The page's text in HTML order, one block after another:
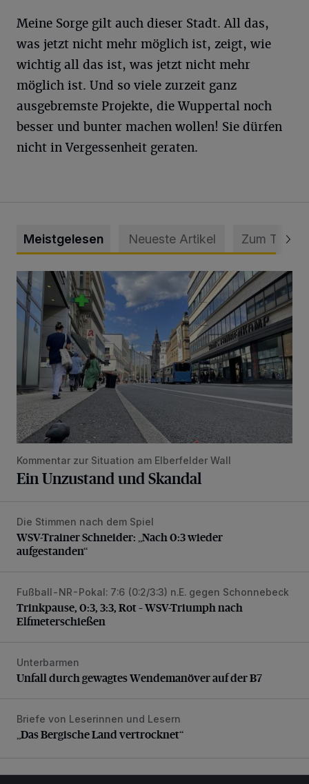
Meine Sorge gilt auch dieser Stadt. All das,
was jetzt nicht mehr möglich ist, zeigt, wie
wichtig all das ist, was jetzt nicht mehr
möglich ist. Und so viele zurzeit ganz
ausgebremste Projekte, die Wuppertal noch
besser und bunter machen wollen! Sie dürfen
nicht in Vergessenheit geraten.
Meistgelesen Neueste Artikel Zum Thema
Ein Unzustand und Skandal
Kommentar zur Situation am Elberfelder Wall
Ein Unzustand und Skandal
WSV-Trainer Schneider: „Nach 0:3 wieder aufgestanden“
Die Stimmen nach dem Spiel
WSV-Trainer Schneider: „Nach 0:3 wieder
aufgestanden“
Trinkpause, 0:3, 3:3, Rot – WSV-Triumph nach
Fußball-NR-Pokal: 7:6 (0:2/3:3) n.E. gegen Schonnebeck
Trinkpause, 0:3, 3:3, Rot – WSV-Triumph nach
Elfmeterschießen
Unfall durch gewagtes Wendemanöver auf der B7
Unterbarmen
Unfall durch gewagtes Wendemanöver auf der B7
„Das Bergische Land vertrocknet“
Briefe von Leserinnen und Lesern
„Das Bergische Land vertrocknet“